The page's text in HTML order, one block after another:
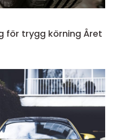
för trygg körning Året